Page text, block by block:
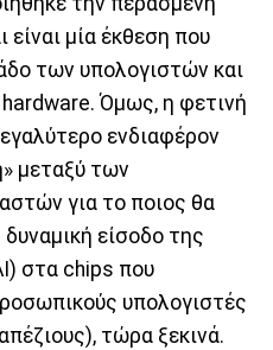
είναι μία έκθεση που
των υπολογιστών και
Όμως, η φετινή
ενδιαφέρον
μεταξύ των
για το ποιος θα
είσοδο της
στα chips που
υπολογιστές
τώρα ξεκινά.